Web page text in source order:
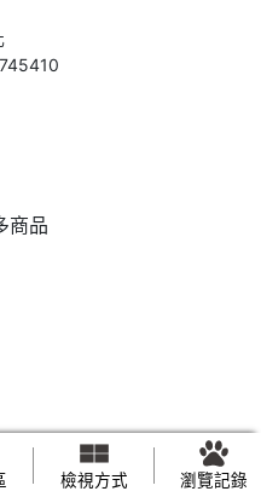
彈，85%勝率賺翻股市！_李洪
商品
檢視方式 瀏覽記錄